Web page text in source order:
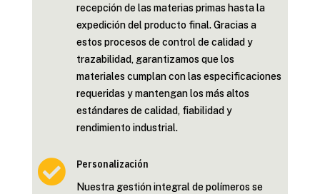
recepción de las materias primas hasta la
expedición del producto final. Gracias a
estos procesos de control de calidad y
trazabilidad, garantizamos que los
materiales cumplan con las especificaciones
requeridas y mantengan los más altos
estándares de calidad, fiabilidad y
rendimiento industrial.
 Personalización
Nuestra gestión integral de polímeros se